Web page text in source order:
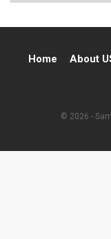
Home About
© 2026 -